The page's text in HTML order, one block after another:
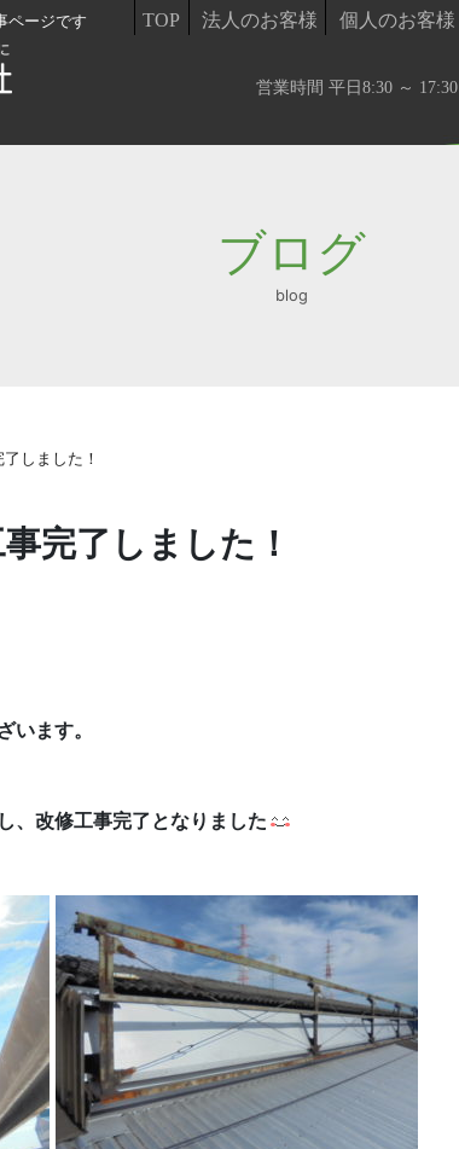
ページです TOP 法人のお客様 個人のお客様
営業時間 平日8:30 ～ 17:30
ブログ
blog
しました！
完了しました！
います。
し、改修工事完了となりました